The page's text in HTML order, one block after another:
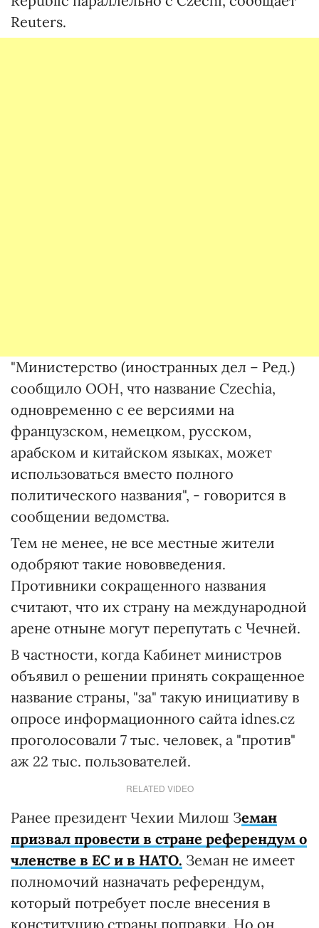
Reuters.
"Министерство (иностранных дел – Ред.)
сообщило ООН, что название Czechia,
одновременно с ее версиями на
французском, немецком, русском,
арабском и китайском языках, может
использоваться вместо полного
политического названия", - говорится в
сообщении ведомства.
Тем не менее, не все местные жители
одобряют такие нововведения.
Противники сокращенного названия
считают, что их страну на международной
арене отныне могут перепутать с Чечней.
В частности, когда Кабинет министров
объявил о решении принять сокращенное
название страны, "за" такую инициативу в
опросе информационного сайта idnes.cz
проголосовали 7 тыс. человек, а "против"
аж 22 тыс. пользователей.
RELATED VIDEO
Ранее президент Чехии Милош Земан
призвал провести в стране референдум о
членстве в ЕС и в НАТО. Земан не имеет
полномочий назначать референдум,
который потребует после внесения в
конституцию страны поправки. Но он